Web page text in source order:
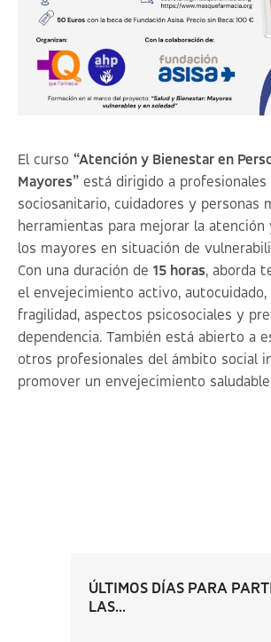
El curso “Atención y Bienestar en
Mayores” está dirigido a profesionales
sociosanitario, cuidadores y personas
herramientas para mejorar la
los mayores en situación de
Con una duración de 15 horas, aborda
el envejecimiento activo, autocuidado,
fragilidad, aspectos psicosociales y
dependencia. También está abierto a
otros profesionales del ámbito social
promover un envejecimiento
ÚLTIMOS DÍAS PARA
LAS...